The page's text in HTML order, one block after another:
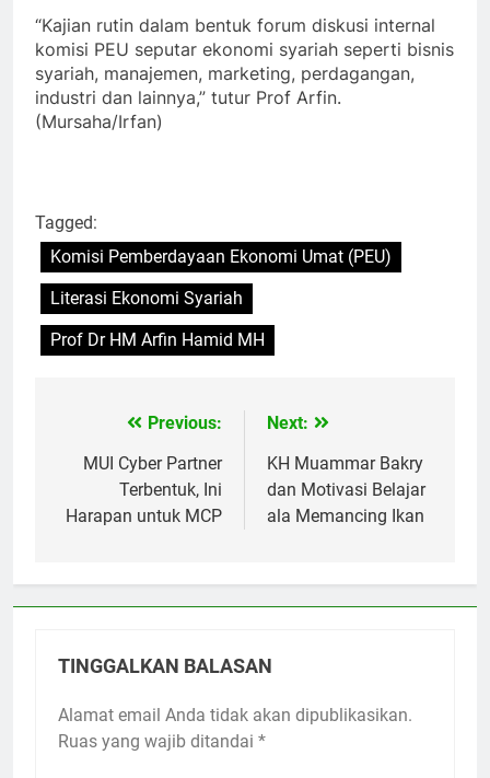
“Kajian rutin dalam bentuk forum diskusi internal
komisi PEU seputar ekonomi syariah seperti bisnis
syariah, manajemen, marketing, perdagangan,
industri dan lainnya,” tutur Prof Arfin.
(Mursaha/Irfan)
Tagged:
Komisi Pemberdayaan Ekonomi Umat (PEU)
Literasi Ekonomi Syariah
Prof Dr HM Arfin Hamid MH
Navigasi
pos
Previous:
MUI Cyber Partner
Terbentuk, Ini
Harapan untuk MCP
Next:
KH Muammar Bakry
dan Motivasi Belajar
ala Memancing Ikan
TINGGALKAN BALASAN
Alamat email Anda tidak akan dipublikasikan.
Ruas yang wajib ditandai *